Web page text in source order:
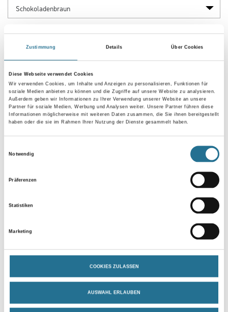
Zustimmung Details Über Cookies
Diese Webseite verwendet Cookies
Wir verwenden Cookies, um Inhalte und Anzeigen zu personalisieren, Funktionen für
soziale Medien anbieten zu können und die Zugriffe auf unsere Website zu analysieren.
Außerdem geben wir Informationen zu Ihrer Verwendung unserer Website an unsere
Partner für soziale Medien, Werbung und Analysen weiter. Unsere Partner führen diese
Informationen möglicherweise mit weiteren Daten zusammen, die Sie ihnen bereitgestellt
haben oder die sie im Rahmen Ihrer Nutzung der Dienste gesammelt haben.
Notwendig
Präferenzen
Statistiken
Marketing
COOKIES ZULASSEN
AUSWAHL ERLAUBEN
Gebinde
Umrechnungsfaktoren
PRODUKTEIGENSCHAFTEN
Produkteigenschaft
Einfache Verarbeitung; guter Verlauf; hohe Deckkraft; schnelle
Trocknung; licht- und witterungsbeständig; gute Lackierergebnisse
mit großer Farbauswahl